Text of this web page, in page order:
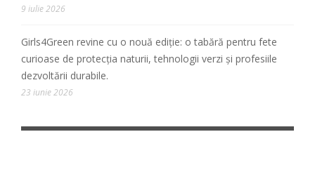
9 iulie 2026
Girls4Green revine cu o nouă ediție: o tabără pentru fete
curioase de protecția naturii, tehnologii verzi și profesiile
dezvoltării durabile.
23 iunie 2026